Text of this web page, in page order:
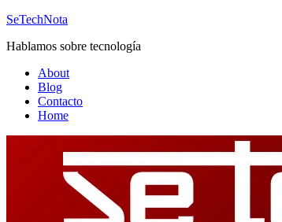
Saltar
contenido
SeTechNota
Hablamos sobre tecnología
About
Blog
Contacto
Home